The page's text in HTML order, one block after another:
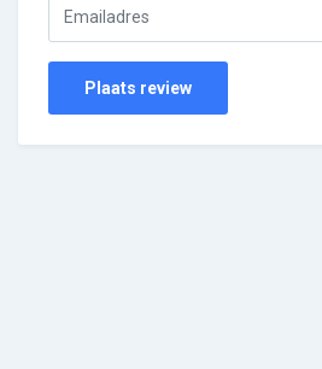
Plaats review